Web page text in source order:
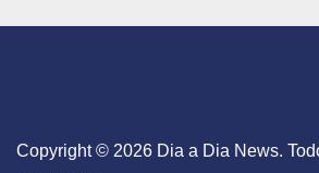
Copyright © 2026 Dia a Dia News.